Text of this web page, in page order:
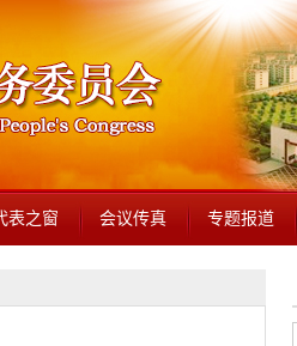
表之窗 会议传真 专题报道